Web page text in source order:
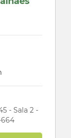
- Sala 2 -
664